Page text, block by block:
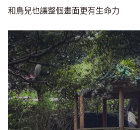
和鳥兒也讓整個畫面更有生命力